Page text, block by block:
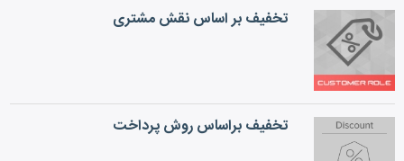
تخفیف بر اساس نقش مشتری
تخفیف براساس روش پرداخت